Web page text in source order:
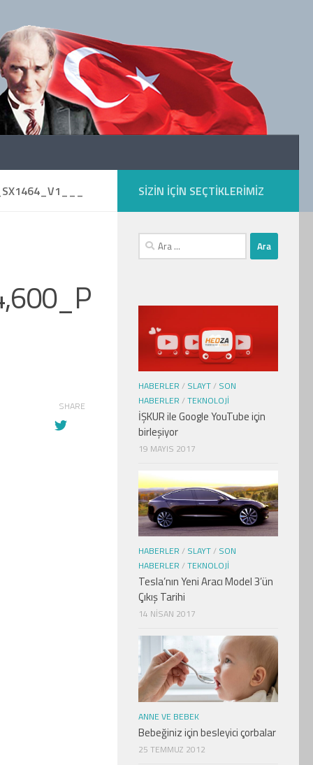
SHARE
SIZIN IÇIN SEÇTIKLERIMIZ
Arama:
HABERLER / SLAYT/ SON
HABERLER /TEKNOLOJI
İŞKUR ile Google YouTube için
birleşiyor
19 MAYIS 2017
HABERLER / SLAYT/ SON
HABERLER /TEKNOLOJI
Tesla’nın Yeni Aracı Model 3’ün
Çıkış Tarihi
14 NISAN 2017
ANNE VE BEBEK
Bebeğiniz için besleyici çorbalar
25 TEMMUZ 2012